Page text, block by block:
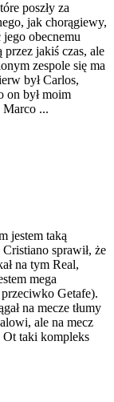
poszły za
jak chorągiewy,
obecnemu
jakiś czas, ale
zespole się ma
był Carlos,
on był moim
Marco ...
jestem taką
sprawił, że
na tym Real,
mega
Getafe).
na mecze tłumy
ale na mecz
Ot taki kompleks